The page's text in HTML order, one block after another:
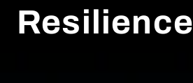
Resilience